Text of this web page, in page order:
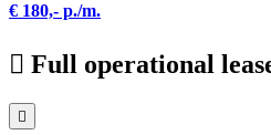
€ 180,- p./m.
Full operational